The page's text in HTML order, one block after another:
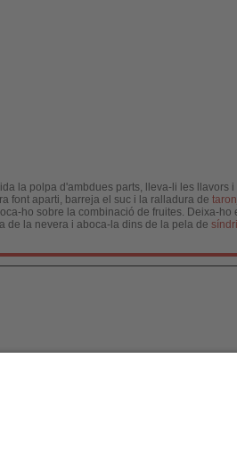
la polpa d'ambdues parts, lleva-li les
font aparti, barreja el suc i la ralladura de
ho sobre la combinació de fruites. Deixa-
de la nevera i aboca-la dins de la pela de